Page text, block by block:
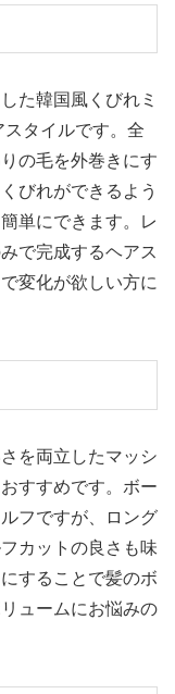
た韓国風くびれミ
タイルです。全
の毛を外巻きにす
びれができるよう
単にできます。レ
で完成するヘアス
変化が欲しい方に
を両立したマッシ
すすめです。ボー
フですが、ロング
カットの良さも味
することで髪のボ
ュームにお悩みの